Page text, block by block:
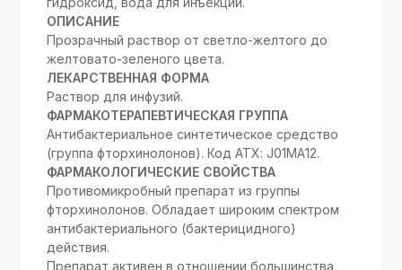
ОПИСАНИЕ
Прозрачный раствор от светло-желтого до
желтовато-зеленого цвета.
ЛЕКАРСТВЕННАЯ ФОРМА
Раствор для инфузий.
ФАРМАКОТЕРАПЕВТИЧЕСКАЯ ГРУППА
Антибактериальное синтетическое средство
(группа фторхинолонов). Код АТХ: J01MA12.
ФАРМАКОЛОГИЧЕСКИЕ СВОЙСТВА
Противомикробный препарат из группы
фторхинолонов. Обладает широким спектром
антибактериального (бактерицидного)
действия.
Препарат активен в отношении большинства